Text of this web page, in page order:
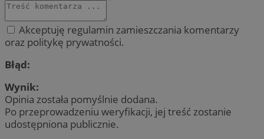
Akceptuję regulamin zamieszczania komentarzy
oraz politykę prywatności.
Błąd:
Wynik:
Opinia została pomyślnie dodana.
Po przeprowadzeniu weryfikacji, jej treść zostanie
udostępniona publicznie.